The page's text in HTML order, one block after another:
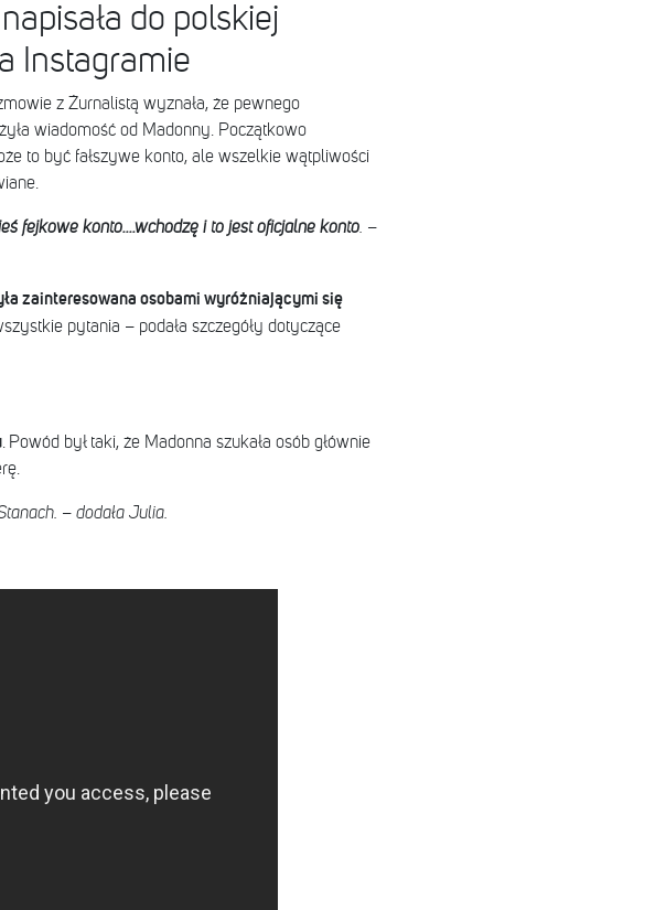
do polskiej
Instagramie
z Żurnalistą wyznała, że pewnego
wiadomość od Madonny. Początkowo
to być fałszywe konto, ale wszelkie wątpliwości
fejkowe konto....wchodzę i to jest oficjalne konto. –
zainteresowana osobami wyróżniającymi się
pytania – podała szczegóły dotyczące
. Powód był taki, że Madonna szukała osób głównie
– dodała Julia.